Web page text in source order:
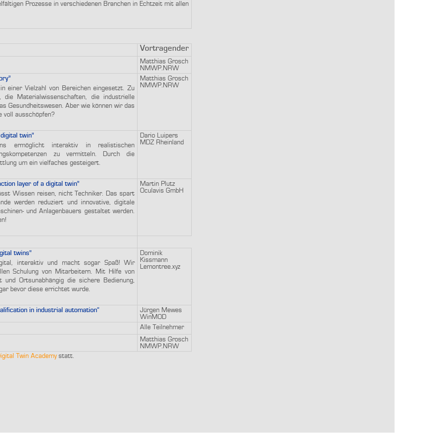
Prozesse in verschiedenen Branchen in Echtzeit mit allen
Vortragender
Matthias Grosch
NMWP.NRW
einer Vielzahl von Bereichen eingesetzt. Zu
die Materialwissenschaften, die industrielle
Gesundheitswesen. Aber wie können wir das
voll ausschöpfen?
Matthias Grosch
NMWP.NRW
twin"
ermöglicht interaktiv in realistischen
zu vermitteln. Durch die
um ein vielfaches gesteigert.
Dario Luipers
MDZ Rheinland
layer of a digital twin"
Wissen reisen, nicht Techniker. Das spart
werden reduziert und innovative, digitale
und Anlagenbauers gestaltet werden.
Martin Plutz
Oculavis GmbH
twins"
interaktiv und macht sogar Spaß! Wir
Schulung von Mitarbeitern. Mit Hilfe von
Ortsunabhängig die sichere Bedienung,
bevor diese errichtet wurde.
Dominik
Kissmann
Lemontree.xyz
in industrial automation“
Jürgen Mewes
WinMOD
Alle Teilnehmer
Matthias Grosch
NMWP.NRW
Twin Academystatt.